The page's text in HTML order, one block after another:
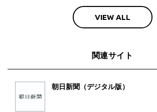
VIEW ALL
関連サイト
朝日新聞（デジタル版）